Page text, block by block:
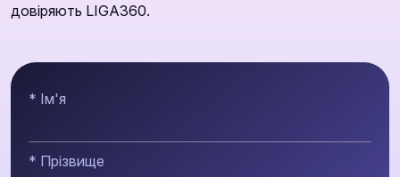
довіряють LIGA360.
* Ім'я
* Прізвище